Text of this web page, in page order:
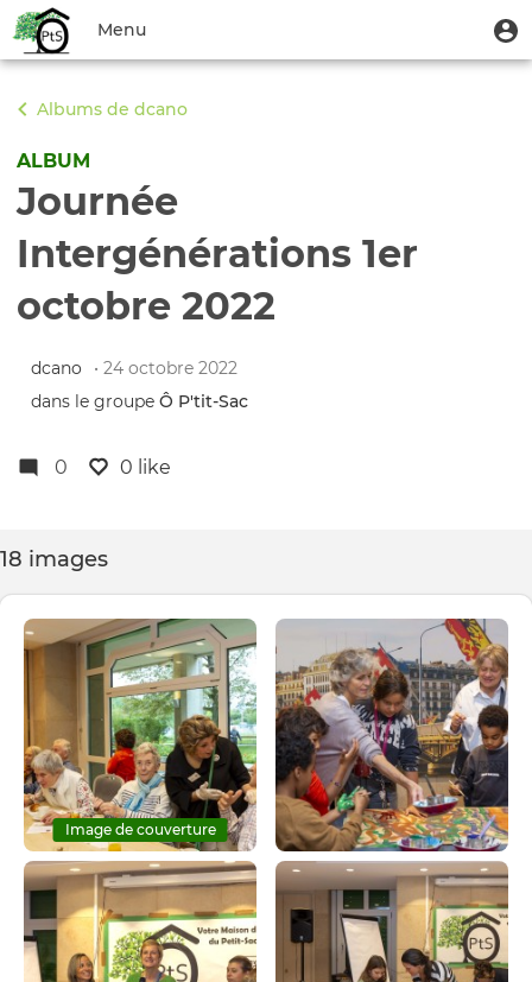
contenu
Menu
du
compte
de
l'utilisateur
Menu
Toggle
navigation
Albums de dcano
ALBUM
Journée
Intergénérations 1er
octobre 2022
dcano
• 24 octobre 2022
dans le groupe Ô P'tit‑Sac
0 0 like
18 images
Image de couverture